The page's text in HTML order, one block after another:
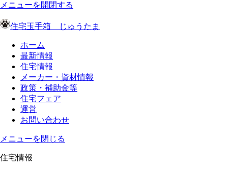
メニューを開閉する
住宅玉手箱 じゅうたま
ホーム
最新情報
住宅情報
メーカー・資材情報
政策・補助金等
住宅フェア
運営
お問い合わせ
メニューを閉じる
住宅情報